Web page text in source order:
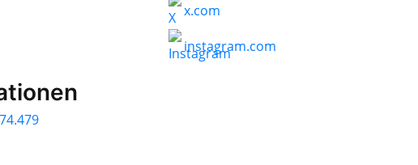
x.com
instagram.com